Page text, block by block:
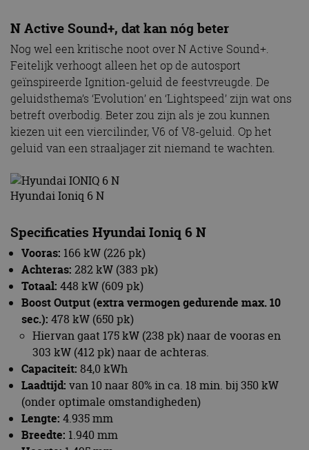
N Active Sound+, dat kan nóg beter
Nog wel een kritische noot over N Active Sound+.
Feitelijk verhoogt alleen het op de autosport
geïnspireerde Ignition-geluid de feestvreugde. De
geluidsthema’s ‘Evolution’ en ‘Lightspeed’ zijn wat ons
betreft overbodig. Beter zou zijn als je zou kunnen
kiezen uit een viercilinder, V6 of V8-geluid. Op het
geluid van een straaljager zit niemand te wachten.
Hyundai Ioniq 6 N
Specificaties Hyundai Ioniq 6 N
Vooras: 166 kW (226 pk)
Achteras: 282 kW (383 pk)
Totaal: 448 kW (609 pk)
Boost Output (extra vermogen gedurende max. 10
sec.): 478 kW (650 pk)
Hiervan gaat 175 kW (238 pk) naar de vooras en
303 kW (412 pk) naar de achteras.
Capaciteit: 84,0 kWh
Laadtijd: van 10 naar 80% in ca. 18 min. bij 350 kW
(onder optimale omstandigheden)
Lengte: 4.935 mm
Breedte: 1.940 mm